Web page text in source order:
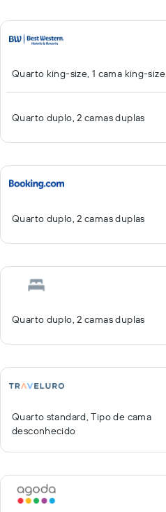
Quarto king-size, 1 cama king-size
Quarto duplo, 2 camas duplas
Quarto duplo, 2 camas duplas
Quarto duplo, 2 camas duplas
Quarto standard, Tipo de cama
desconhecido